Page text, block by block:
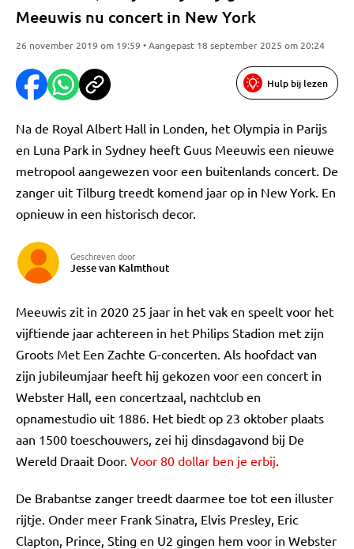
Meeuwis nu concert in New York
26 november 2019 om 19:59 • Aangepast 18 september 2025 om 20:24
Hulp bij lezen
Na de Royal Albert Hall in Londen, het Olympia in Parijs
en Luna Park in Sydney heeft Guus Meeuwis een nieuwe
metropool aangewezen voor een buitenlands concert. De
zanger uit Tilburg treedt komend jaar op in New York. En
opnieuw in een historisch decor.
Geschreven door
Jesse van Kalmthout
Meeuwis zit in 2020 25 jaar in het vak en speelt voor het
vijftiende jaar achtereen in het Philips Stadion met zijn
Groots Met Een Zachte G-concerten. Als hoofdact van
zijn jubileumjaar heeft hij gekozen voor een concert in
Webster Hall, een concertzaal, nachtclub en
opnamestudio uit 1886. Het biedt op 23 oktober plaats
aan 1500 toeschouwers, zei hij dinsdagavond bij De
Wereld Draait Door. Voor 80 dollar ben je erbij.
De Brabantse zanger treedt daarmee toe tot een illuster
rijtje. Onder meer Frank Sinatra, Elvis Presley, Eric
Clapton, Prince, Sting en U2 gingen hem voor in Webster